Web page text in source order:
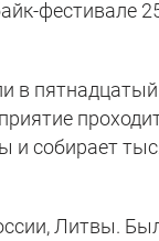
фестивале
в пятнадцатый
и собирает
Литвы.